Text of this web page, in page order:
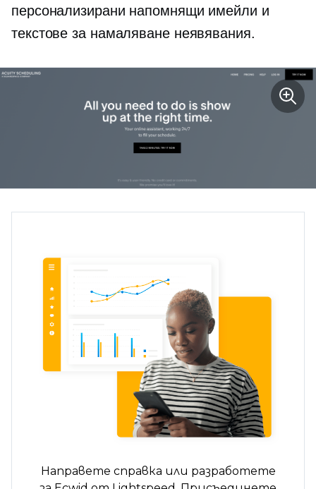
персонализирани напомнящи имейли и
текстове за намаляване неявявания.
Направете справка или разработете